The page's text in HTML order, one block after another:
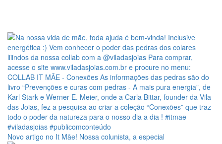
Novo artigo no It Mãe! Nossa colunista, a especial